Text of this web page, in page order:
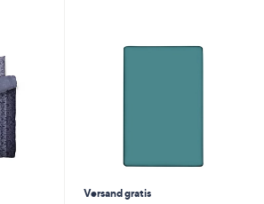
Versand gratis